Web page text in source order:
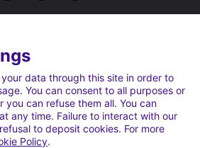
data through this site in order to
You can consent to all purposes or
you can refuse them all. You can
any time. Failure to interact with our
to deposit cookies. For more
Policy.